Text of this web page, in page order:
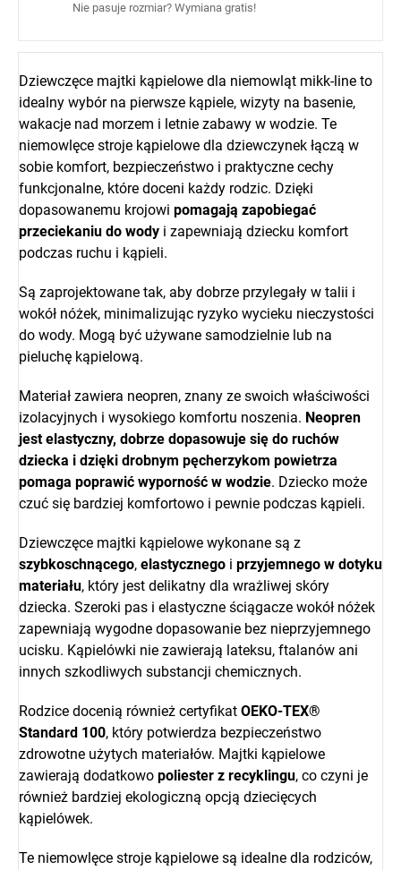
Nie pasuje rozmiar? Wymiana gratis!
Dziewczęce majtki kąpielowe dla niemowląt mikk-line to
idealny wybór na pierwsze kąpiele, wizyty na basenie,
wakacje nad morzem i letnie zabawy w wodzie. Te
niemowlęce stroje kąpielowe dla dziewczynek łączą w
sobie komfort, bezpieczeństwo i praktyczne cechy
funkcjonalne, które doceni każdy rodzic. Dzięki
dopasowanemu krojowi pomagają zapobiegać
przeciekaniu do wody i zapewniają dziecku komfort
podczas ruchu i kąpieli.
Są zaprojektowane tak, aby dobrze przylegały w talii i
wokół nóżek, minimalizując ryzyko wycieku nieczystości
do wody. Mogą być używane samodzielnie lub na
pieluchę kąpielową.
Materiał zawiera neopren, znany ze swoich właściwości
izolacyjnych i wysokiego komfortu noszenia. Neopren
jest elastyczny, dobrze dopasowuje się do ruchów
dziecka i dzięki drobnym pęcherzykom powietrza
pomaga poprawić wyporność w wodzie. Dziecko może
czuć się bardziej komfortowo i pewnie podczas kąpieli.
Dziewczęce majtki kąpielowe wykonane są z
szybkoschnącego, elastycznego i przyjemnego w dotyku
materiału, który jest delikatny dla wrażliwej skóry
dziecka. Szeroki pas i elastyczne ściągacze wokół nóżek
zapewniają wygodne dopasowanie bez nieprzyjemnego
ucisku. Kąpielówki nie zawierają lateksu, ftalanów ani
innych szkodliwych substancji chemicznych.
Rodzice docenią również certyfikat OEKO-TEX®
Standard 100, który potwierdza bezpieczeństwo
zdrowotne użytych materiałów. Majtki kąpielowe
zawierają dodatkowo poliester z recyklingu, co czyni je
również bardziej ekologiczną opcją dziecięcych
kąpielówek.
Te niemowlęce stroje kąpielowe są idealne dla rodziców,